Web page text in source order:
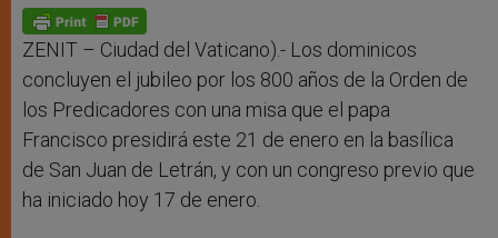
p
p
g
e
r
o
k
ZENIT – Ciudad del Vaticano).- Los dominicos
concluyen el jubileo por los 800 años de la Orden de
los Predicadores con una misa que el papa
Francisco presidirá este 21 de enero en la basílica
de San Juan de Letrán, y con un congreso previo que
ha iniciado hoy 17 de enero.